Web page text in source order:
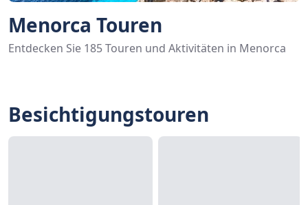
Menorca Touren
Entdecken Sie 185 Touren und Aktivitäten in Menorca
Besichtigungstouren